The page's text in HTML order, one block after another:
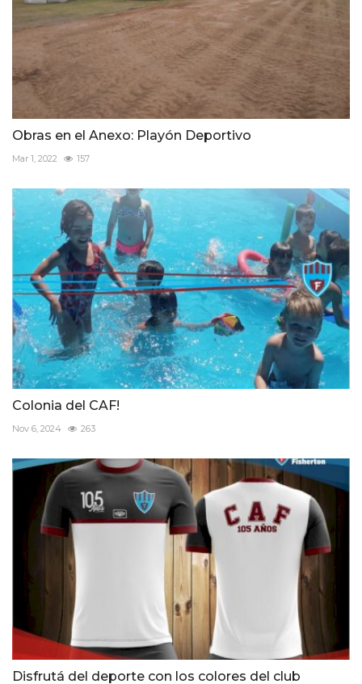
Obras en el Anexo: Playón Deportivo
Mar 1, 2022 157
Colonia del CAF!
Nov 6, 2024 263
Disfrutá del deporte con los colores del club